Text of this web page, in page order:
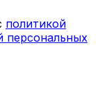
политикой
персональных